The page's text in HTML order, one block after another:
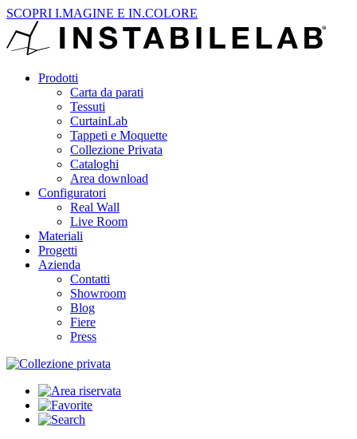
SCOPRI I.MAGINE E IN.COLORE
Prodotti
Carta da parati
Tessuti
CurtainLab
Tappeti e Moquette
Collezione Privata
Cataloghi
Area download
Configuratori
Real Wall
Live Room
Materiali
Progetti
Azienda
Contatti
Showroom
Blog
Fiere
Press